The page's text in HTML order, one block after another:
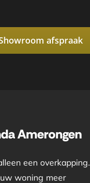
afspraak
Amerongen
een overkapping.
woning meer